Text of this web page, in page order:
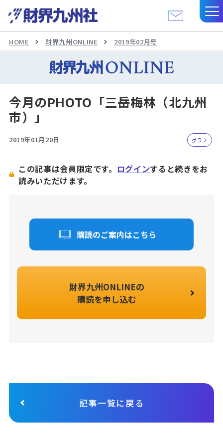
HOME 財界九州ONLINE 2019年02月号
今月のPHOTO「三岳梅林（北九州
市）」
2019年01月20日 グラフ
この記事は会員限定です。 ログインすると続きをお
読みいただけます。
購読のご案内はこちら
財界九州ONLINEの
購読を申し込む
記事一覧に戻る